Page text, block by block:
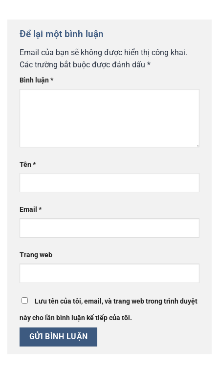
Để lại một bình luận
Email của bạn sẽ không được hiển thị công khai.
Các trường bắt buộc được đánh dấu *
Bình luận*
Tên*
Email *
Trang web
Lưu tên của tôi, email, và trang web trong trình duyệt
này cho lần bình luận kế tiếp của tôi.